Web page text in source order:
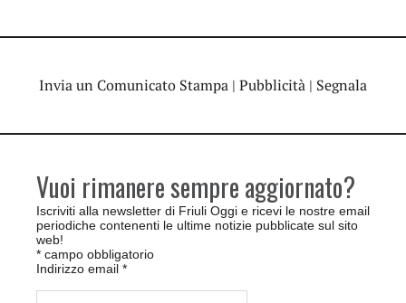
Invia un Comunicato Stampa | Pubblicità | Segnala
Vuoi rimanere sempre aggiornato?
Iscriviti alla newsletter di Friuli Oggi e ricevi le nostre email
periodiche contenenti le ultime notizie pubblicate sul sito
web!
* campo obbligatorio
Indirizzo email *